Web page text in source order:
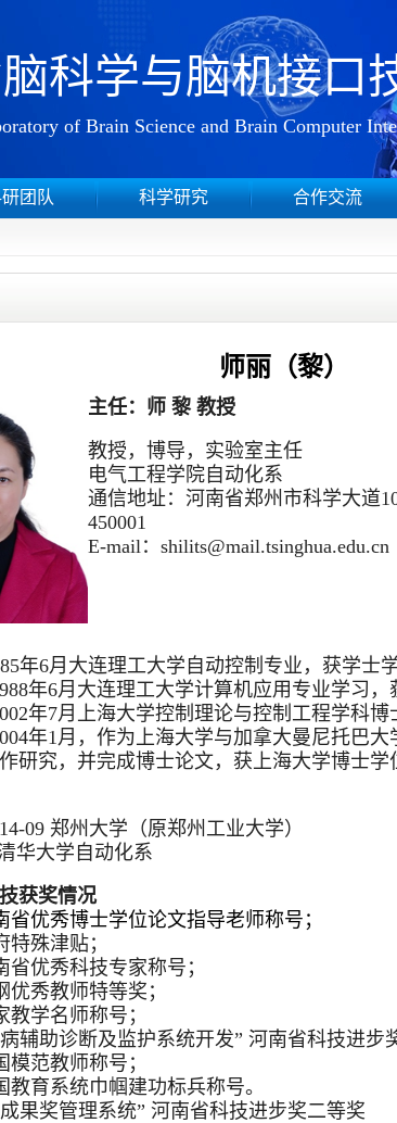
科学与脑机接口
of Brain Science and Brain Computer
团队 科学研究 合作交流
师丽（黎）
主任：师 黎 教授
教授，博导，实验室主任
电气工程学院自动化系
通信地址：河南省郑州市科学大道
450001
E-mail：shilits@mail.tsinghua.edu.cn
年6月大连理工大学自动控制专业，获学士
年6月大连理工大学计算机应用专业学习，
年7月上海大学控制理论与控制工程学科博
年1月，作为上海大学与加拿大曼尼托巴
研究，并完成博士论文，获上海大学博士学
09 郑州大学（原郑州工业大学）
华大学自动化系
获奖情况
省优秀博士学位论文指导老师称号；
特殊津贴；
省优秀科技专家称号；
优秀教师特等奖；
教学名师称号；
辅助诊断及监护系统开发” 河南省科技进步
模范教师称号；
教育系统巾帼建功标兵称号。
果奖管理系统” 河南省科技进步奖二等奖